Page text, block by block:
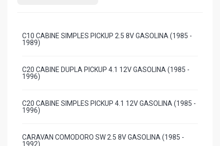
C10 CABINE SIMPLES PICKUP 2.5 8V GASOLINA (1985 -
1989)
C20 CABINE DUPLA PICKUP 4.1 12V GASOLINA (1985 -
1996)
C20 CABINE SIMPLES PICKUP 4.1 12V GASOLINA (1985 -
1996)
CARAVAN COMODORO SW 2.5 8V GASOLINA (1985 -
1992)